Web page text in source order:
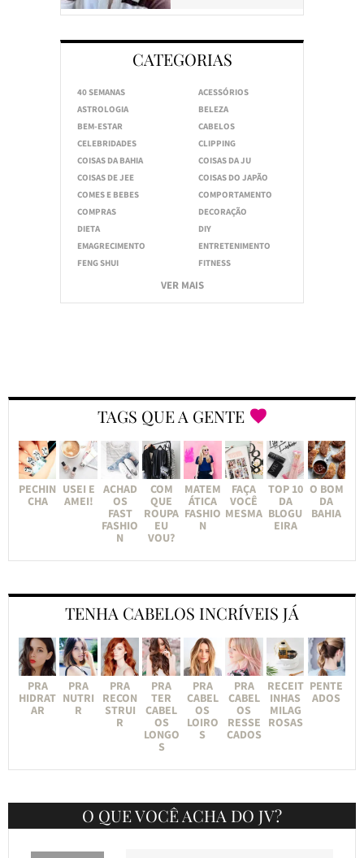
CATEGORIAS
40 SEMANAS
ACESSÓRIOS
ASTROLOGIA
BELEZA
BEM-ESTAR
CABELOS
CELEBRIDADES
CLIPPING
COISAS DA BAHIA
COISAS DA JU
COISAS DE JEE
COISAS DO JAPÃO
COMES E BEBES
COMPORTAMENTO
COMPRAS
DECORAÇÃO
DIETA
DIY
EMAGRECIMENTO
ENTRETENIMENTO
FENG SHUI
FITNESS
VER MAIS
TAGS QUE A GENTE
PECHIN
CHA
USEI E
AMEI!
ACHAD
OS
FAST
FASHIO
N
COM
QUE
ROUPA
EU
VOU?
MATEM
ÁTICA
FASHIO
N
FAÇA
VOCÊ
MESMA
TOP 10
DA
BLOGU
EIRA
O BOM
DA
BAHIA
TENHA CABELOS INCRÍVEIS JÁ
PRA
HIDRAT
AR
PRA
NUTRI
R
PRA
RECON
STRUI
R
PRA
TER
CABEL
OS
LONGO
S
PRA
CABEL
OS
LOIRO
S
PRA
CABEL
OS
RESSE
CADOS
RECEIT
INHAS
MILAG
ROSAS
PENTE
ADOS
O QUE VOCÊ ACHA DO JV?